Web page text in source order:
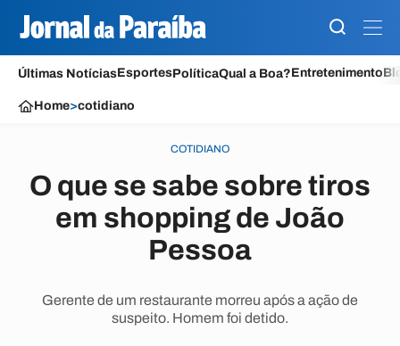
Últimas NotíciasEsportesPolíticaQual a Boa?Entretenimento
Home>cotidiano
COTIDIANO
O que se sabe sobre tiros
em shopping de João
Pessoa
Gerente de um restaurante morreu após a ação de
suspeito. Homem foi detido.